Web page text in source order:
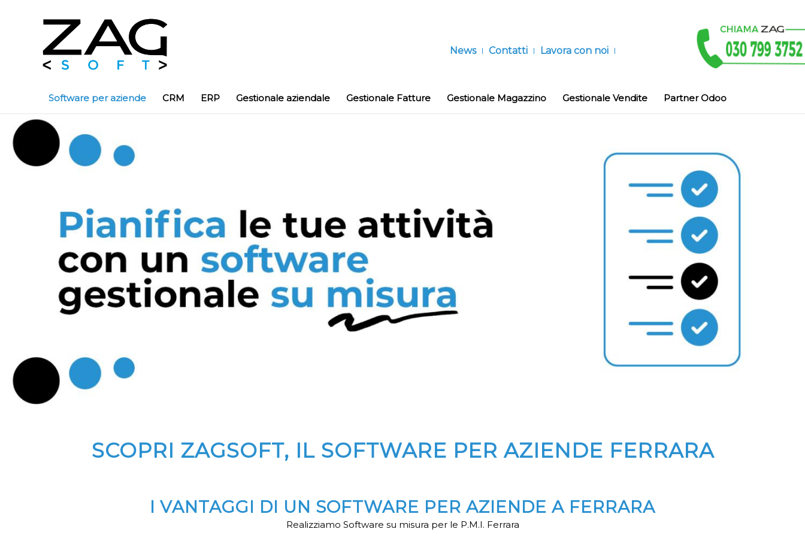
News Contatti Lavora con noi
Software per aziende CRM ERP Gestionale aziendale Gestionale Fatture Gestionale Magazzino Gestionale Vendite Partner Odoo
SCOPRI ZAGSOFT, IL SOFTWARE PER AZIENDE FERRARA
I VANTAGGI DI UN SOFTWARE PER AZIENDE A FERRARA
Realizziamo Software su misura per le P.M.I. Ferrara